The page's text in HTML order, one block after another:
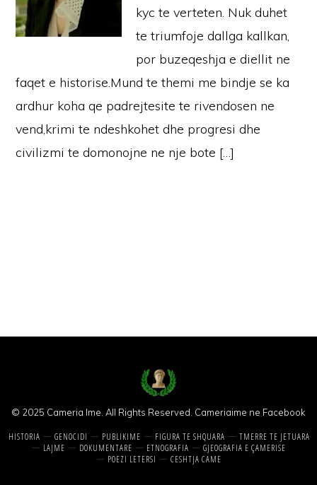
kyc te verteten. Nuk duhet
te triumfoje dallga kallkan,
por buzeqeshja e diellit ne
faqet e historise.Mund te themi me bindje se ka
ardhur koha qe padrejtesite te rivendosen ne
vend,krimi te ndeshkohet dhe progresi dhe
civilizmi te domonojne ne nje bote […]
© 2025 Cameria Ime. All Rights Reserved. Cameriaime ne Facebook
HISTORIA GENOCIDI PUBLIKIME FIGURA TE SHQUARA
TMERRE TE JETUARA
LAJME
DOKUMENTARE ETNOGRAFIA
GJEOGRAFIA E ÇAMERISE
POEZI LETERSI
CESHTJA CAME